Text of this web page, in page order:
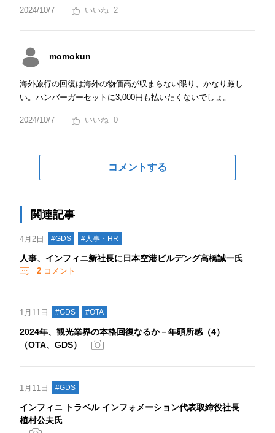
2024/10/7 2
momokun
海外旅行の回復は海外の物価高が収まらない限り、かなり厳し
い。ハンバーガーセットに3,000円も払いたくないでしょ。
2024/10/7 0
コメントする
関連記事
4月2日 #GDS #人事・HR
人事、インフィニ新社長に日本空港ビルデング高橋誠一氏
2 コメント
1月11日 #GDS #OTA
2024年、観光業界の本格回復なるか－年頭所感（4）
（OTA、GDS）
1月11日 #GDS
インフィニ トラベル インフォメーション代表取締役社長
植村公夫氏